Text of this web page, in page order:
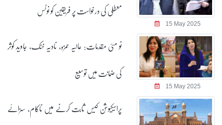
15 May 2025
معطلی کی درخواست پر فریقین کو نوٹس
15 May 2025
نو مئی مقدمات: عالیہ حمزہ، نادیہ خٹک، جاوید کوثر
کی ضمانت میں توسیع
پراسیکیوشن کیس ثابت کرنے میں ناکام، سزائے